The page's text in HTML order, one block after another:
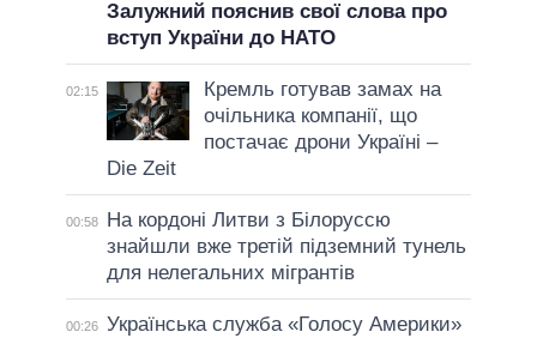
Залужний пояснив свої слова про
вступ України до НАТО
02:15
Кремль готував замах на
очільника компанії, що
постачає дрони Україні –
Die Zeit
00:58
На кордоні Литви з Білоруссю
знайшли вже третій підземний тунель
для нелегальних мігрантів
00:26 Українська служба «Голосу Америки»